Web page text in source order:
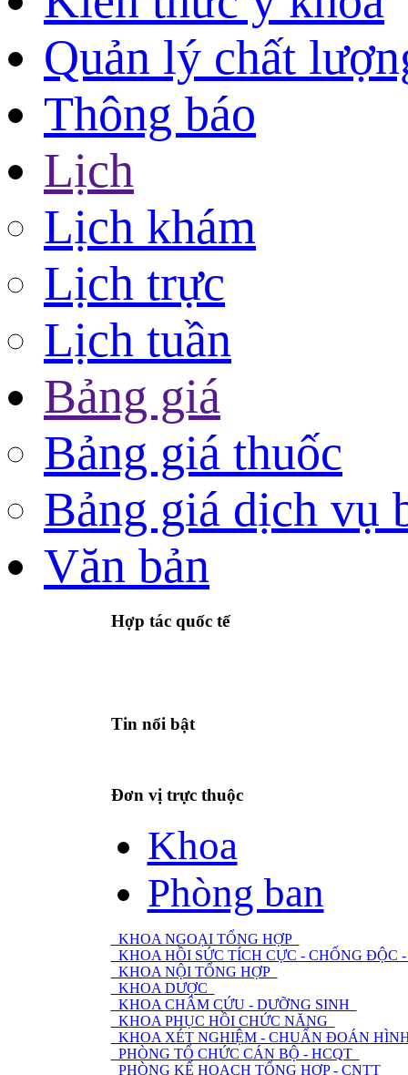
Quản lý chất
Thông báo
Lịch
Lịch khám
Lịch trực
Lịch tuần
Bảng giá
Bảng giá thuốc
Bảng giá dịch vụ
Văn bản
Hợp tác quốc tế
Tin nổi bật
Đơn vị trực thuộc
Khoa
Phòng ban
KHOA NGOẠI TỔNG HỢP
KHOA HỒI SỨC TÍCH CỰC - CHỐNG
KHOA NỘI TỔNG HỢP
KHOA DƯỢC
KHOA CHÂM CỨU - DƯỠNG SINH
KHOA PHỤC HỒI CHỨC NĂNG
KHOA XÉT NGHIỆM - CHUẨN ĐOÁN
PHÒNG TỔ CHỨC CÁN BỘ - HCQT
PHÒNG KẾ HOẠCH TỔNG HỢP - CNTT